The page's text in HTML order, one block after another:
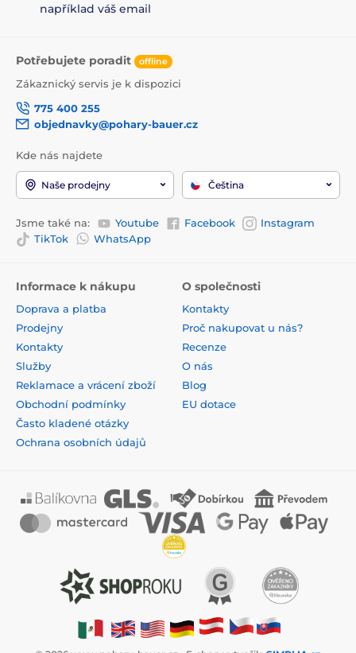
například váš email
Potřebujete poradit offline
Zákaznický servis je k dispozici
775 400 255
objednavky@pohary-bauer.cz
Kde nás najdete
Naše prodejny Čeština
Jsme také na: Youtube Facebook
Instagram
TikTok
WhatsApp
Informace k nákupu
Doprava a platba
Prodejny
Kontakty
Služby
Reklamace a vrácení zboží
Obchodní podmínky
Často kladené otázky
Ochrana osobních údajů
O společnosti
Kontakty
Proč nakupovat u nás?
Recenze
O nás
Blog
EU dotace